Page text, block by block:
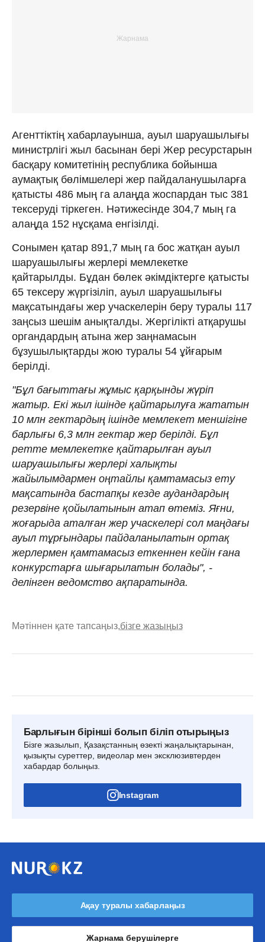
Агенттіктің хабарлауынша, ауыл шаруашылығы
министрлігі жыл басынан бері Жер ресурстарын
басқару комитетінің республика бойынша
аумақтық бөлімшелері жер пайдаланушыларға
қатысты 486 мың га алаңда жоспардан тыс 381
тексеруді тіркеген. Нәтижесінде 304,7 мың га
алаңда 152 нұсқама енгізілді.
Сонымен қатар 891,7 мың га бос жатқан ауыл
шаруашылығы жерлері мемлекетке
қайтарылды. Бұдан бөлек әкімдіктерге қатысты
65 тексеру жүргізіліп, ауыл шаруашылығы
мақсатындағы жер учаскелерін беру туралы 117
заңсыз шешім анықталды. Жергілікті атқарушы
органдардың атына жер заңнамасын
бұзушылықтарды жою туралы 54 ұйғарым
берілді.
"Бұл бағыттағы жұмыс қарқынды жүріп
жатыр. Екі жыл ішінде қайтарылуға жататын
10 млн гектардың ішінде мемлекет меншігіне
барлығы 6,3 млн гектар жер берілді. Бұл
ретте мемлекетке қайтарылған ауыл
шаруашылығы жерлері халықты
жайылымдармен оңтайлы қамтамасыз ету
мақсатында бастапқы кезде аудандардың
резервіне қойылатынын атап өтеміз. Яғни,
жоғарыда аталған жер учаскелері сол маңдағы
ауыл тұрғындары пайдаланылатын ортақ
жерлермен қамтамасыз еткеннен кейін ғана
конкурстарға шығарылатын болады", -
делінген ведомство ақпаратында.
Мәтіннен қате тапсаңыз,бізге жазыңыз
Барлығын бірінші болып біліп отырыңыз
Бізге жазылып, Қазақстанның өзекті жаңалықтарынан,
қызықты суреттер, видеолар мен эксклюзивтерден
хабардар болыңыз.
Instagram
Ақау туралы хабарлаңыз
Жарнама берушілерге